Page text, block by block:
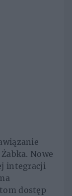
Nowe
integracji
dostęp